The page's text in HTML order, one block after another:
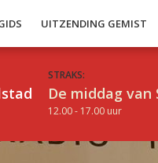
UITZENDING GEMIST
STRAKS:
De middag
12.00 - 17.00 uur